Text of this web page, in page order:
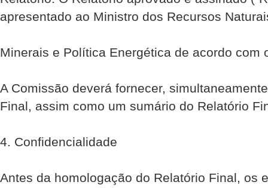
apresentado ao Ministro dos Recursos
Minerais e Política Energética de acordo com
A Comissão deverá fornecer,
Final, assim como um sumário do Relatório
4. Confidencialidade
Antes da homologação do Relatório Final, os